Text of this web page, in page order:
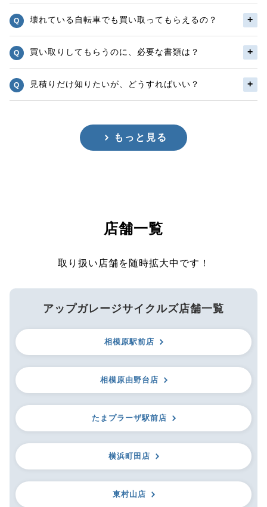
壊れている自転車でも買い取ってもらえるの？
買い取りしてもらうのに、必要な書類は？
見積りだけ知りたいが、どうすればいい？
もっと見る
店舗一覧
取り扱い店舗を随時拡大中です！
アップガレージサイクルズ店舗一覧
相模原駅前店
相模原由野台店
たまプラーザ駅前店
横浜町田店
東村山店